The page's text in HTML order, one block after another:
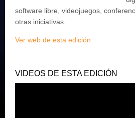
software libre, videojuegos,
otras iniciativas.
Ver web de esta edición
VIDEOS DE ESTA EDICIÓN